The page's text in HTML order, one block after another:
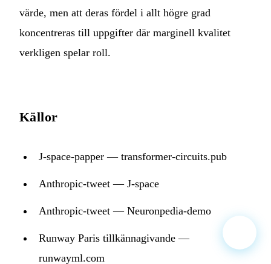
värde, men att deras fördel i allt högre grad
koncentreras till uppgifter där marginell kvalitet
verkligen spelar roll.
Källor
J-space-papper — transformer-circuits.pub
Anthropic-tweet — J-space
Anthropic-tweet — Neuronpedia-demo
Runway Paris tillkännagivande —
runwayml.com